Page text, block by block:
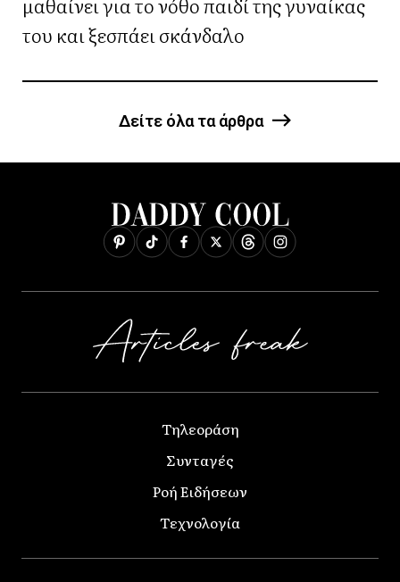
του και ξεσπάει σκάνδαλο
Δείτε όλα τα άρθρα
Τηλεοράση
Συνταγές
Ροή Ειδήσεων
Τεχνολογία